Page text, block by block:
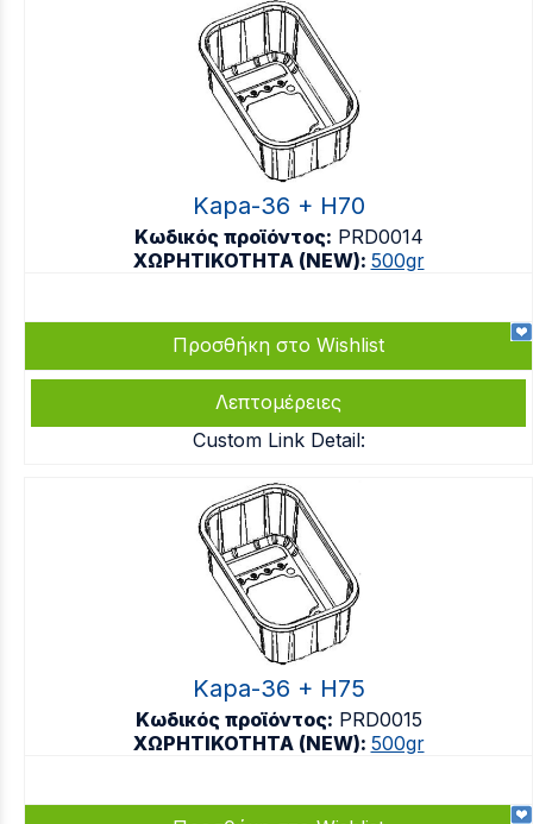
Kapa-36 + H70
Κωδικός προϊόντος: PRD0014
ΧΩΡΗΤΙΚΟΤΗΤΑ (NEW): 500gr
Προσθήκη στο Wishlist
Λεπτομέρειες
Custom Link Detail:
Kapa-36 + H75
Κωδικός προϊόντος: PRD0015
ΧΩΡΗΤΙΚΟΤΗΤΑ (NEW): 500gr